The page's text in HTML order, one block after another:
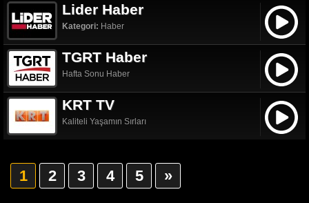
Lider Haber
Kategori: Haber
TGRT Haber
Hafta Sonu Haber
KRT TV
Kaliteli Yaşamın Sırları
1 2 3 4 5 »